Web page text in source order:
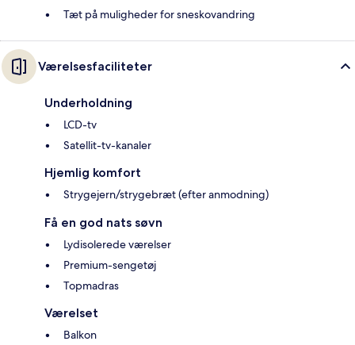
Tæt på muligheder for sneskovandring
Værelsesfaciliteter
Underholdning
LCD-tv
Satellit-tv-kanaler
Hjemlig komfort
Strygejern/strygebræt (efter anmodning)
Få en god nats søvn
Lydisolerede værelser
Premium-sengetøj
Topmadras
Værelset
Balkon